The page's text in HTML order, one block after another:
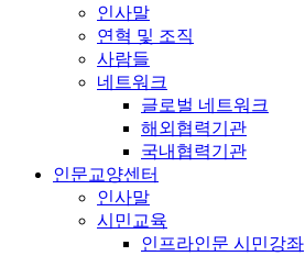
인사말
연혁 및 조직
사람들
네트워크
글로벌 네트워크
해외협력기관
국내협력기관
인문교양센터
인사말
시민교육
인프라인문 시민강좌